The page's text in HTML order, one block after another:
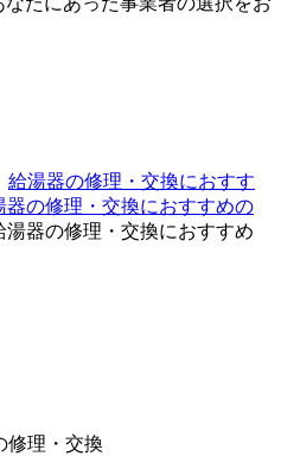
給湯器の修理・交換におすす
器の修理・交換におすすめの
湯器の修理・交換におすすめ
修理・交換